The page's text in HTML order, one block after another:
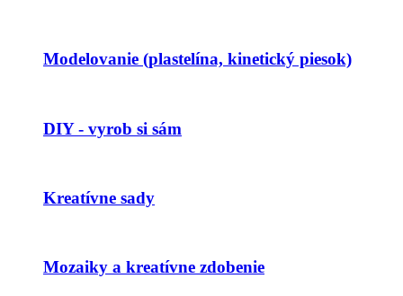
Modelovanie (plastelína, kinetický piesok)
DIY - vyrob si sám
Kreatívne sady
Mozaiky a kreatívne zdobenie